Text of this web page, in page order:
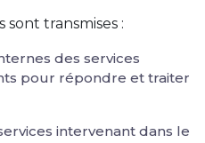
sont transmises :
des services
pour répondre et traiter
intervenant dans le